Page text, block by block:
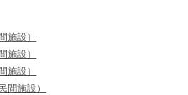
施設 ）
施設 ）
施設 ）
間施設）